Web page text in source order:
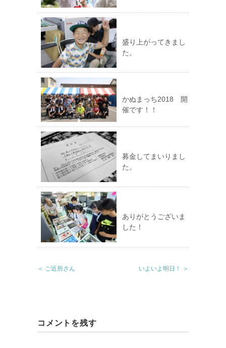
盛り上がってきまし
た。
かぬまっち2018 開
催です！！
募金してまいりまし
た。
ありがとうございま
した！
＜ ご近所さん いよいよ明日！ ＞
コメントを残す